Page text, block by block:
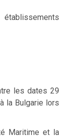
les dates 29
la Bulgarie lors
Maritime et la